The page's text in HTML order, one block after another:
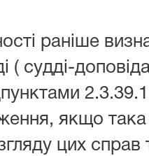
раніше
( судді-
якщо така
цих справ